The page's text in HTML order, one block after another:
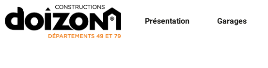
Présentation Garages